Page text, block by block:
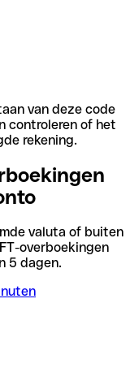
van deze code
controleren of het
rekening.
valuta of buiten
overboekingen
5 dagen.